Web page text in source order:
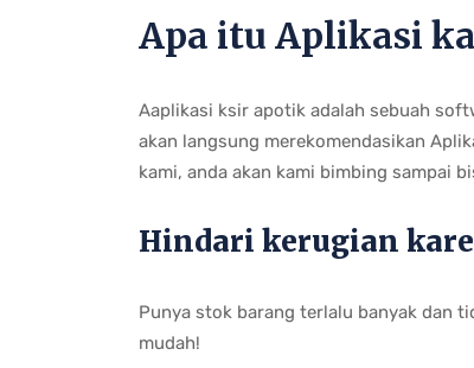
Apa itu Aplikasi
Aaplikasi ksir apotik adalah sebuah
akan langsung merekomendasikan
kami, anda akan kami bimbing sampai
Hindari kerugian
Punya stok barang terlalu banyak dan
mudah!